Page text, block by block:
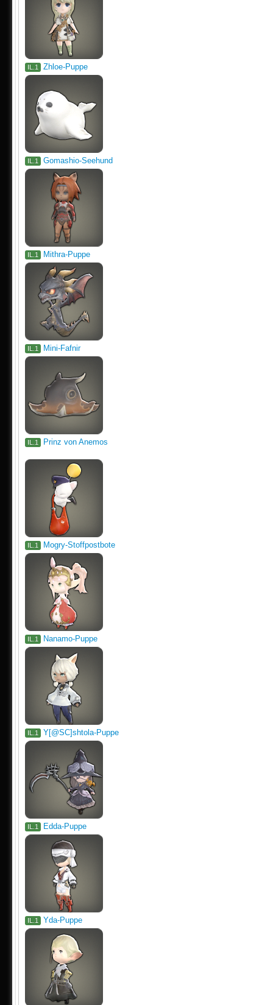
IL.1 Zhloe-Puppe
IL.1 Gomashio-Seehund
IL.1 Mithra-Puppe
IL.1 Mini-Fafnir
IL.1 Prinz von Anemos
IL.1 Mogry-Stoffpostbote
IL.1 Nanamo-Puppe
IL.1 Y[@SC]shtola-Puppe
IL.1 Edda-Puppe
IL.1 Yda-Puppe